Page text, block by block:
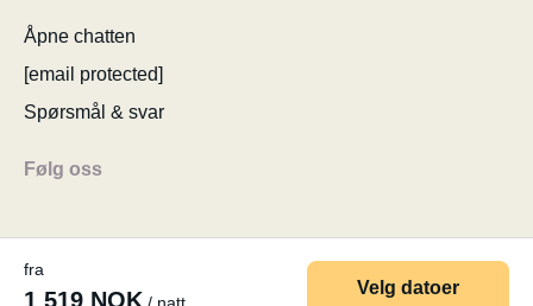
fra
1 519 NOK Velg datoer
Åpne chatten
[email protected]
Spørsmål & svar
Følg oss